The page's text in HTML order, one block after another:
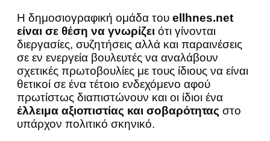
Η δημοσιογραφική ομάδα του ellhnes.net
είναι σε θέση να γνωρίζει ότι γίνονται
διεργασίες, συζητήσεις αλλά και παραινέσεις
σε εν ενεργεία βουλευτές να αναλάβουν
σχετικές πρωτοβουλίες με τους ίδιους να είναι
θετικοί σε ένα τέτοιο ενδεχόμενο αφού
πρωτίστως διαπιστώνουν και οι ίδιοι ένα
έλλειμα αξιοπιστίας και σοβαρότητας στο
υπάρχον πολιτικό σκηνικό.